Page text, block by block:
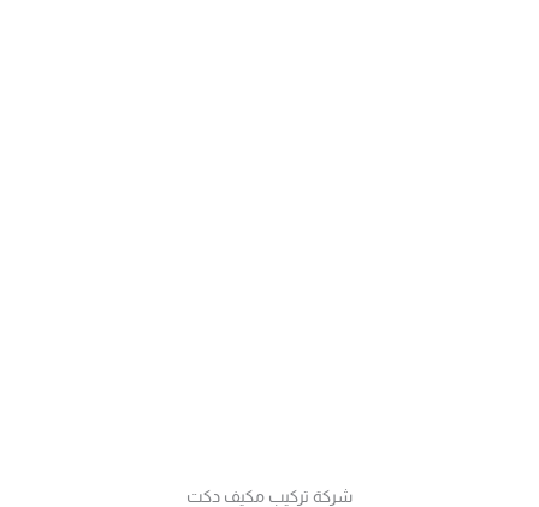
شركة تركيب مكيف دكت